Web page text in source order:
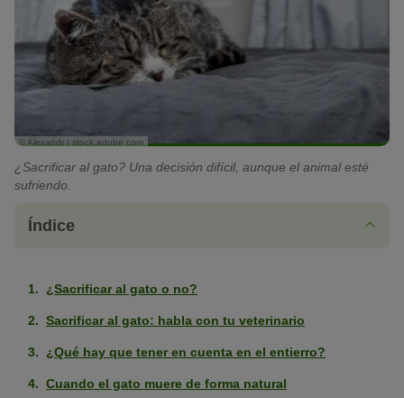
© Alexandr / stock.adobe.com
¿Sacrificar al gato? Una decisión difícil, aunque el animal esté
sufriendo.
Índice
¿Sacrificar al gato o no?
Sacrificar al gato: habla con tu veterinario
¿Qué hay que tener en cuenta en el entierro?
Cuando el gato muere de forma natural